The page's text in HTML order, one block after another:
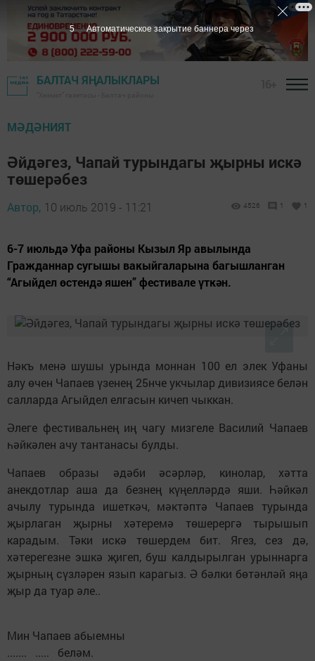
БАЛТАЧ ЯҢАЛЫКЛАРЫ
МӘДӘНИЯТ
Әйдәгез, Чапай турындагы җырны искә
төшерәбез
Автор, 10 июль 2019 - 11:21 4526 1 1
6-7 июльдә Уфа районы Кызыл Яр авылында
Гражданнар сугышы вакыйгаларына багышланган
“Агыйдел өстендә яшен” фестивале үткән.
Нәкъ менә шушы урында моннан 100 ел элек Уфаны
алу өчен Чапаев үзенең 25нче укчылар дивизиясе белән
салларда Агыйдел елгасын кичеп чыккан.
Әлеге фестивальнең иң чагу мизгеле Василий Чапаев
һәйкәлен ачу тантанасы булды.
Чапаев образы әдәби әсәрләр, кинолар, хәтта
анекдотлар аша да безнең күңелләрдә яши. Һәйкәл
ачылу турында ишеткәч, мәктәптә Чапаев турында
җырлаган җырны хәтеремә төшерергә тырышып
карадым. Тәки искә төшердем бит. Ягез, сез дә,
хәтерегезне эшкә җигеп, буш калдырылган урыннарга
җырның сүзләрен язып карагыз. Ә бәлки бөтәнләй яңа
җыр да туар әле..
Мин Чапаев абыемны
....... ..... беләм.
4 Автоматическое закрытие баннера через